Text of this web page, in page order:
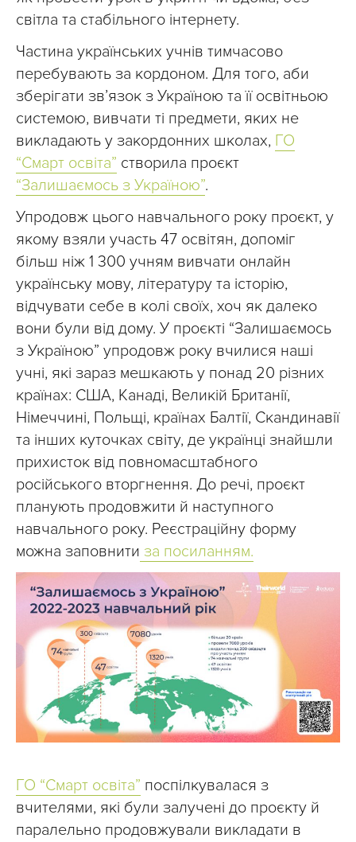
світла та стабільного інтернету.
Частина українських учнів тимчасово
перебувають за кордоном. Для того, аби
зберігати зв’язок з Україною та її освітньою
системою, вивчати ті предмети, яких не
викладають у закордонних школах, ГО
“Смарт освіта” створила проєкт
“Залишаємось з Україною”.
Упродовж цього навчального року проєкт, у
якому взяли участь 47 освітян, допоміг
більш ніж 1 300 учням вивчати онлайн
українську мову, літературу та історію,
відчувати себе в колі своїх, хоч як далеко
вони були від дому. У проєкті “Залишаємось
з Україною” упродовж року вчилися наші
учні, які зараз мешкають у понад 20 різних
країнах: США, Канаді, Великій Британії,
Німеччині, Польщі, країнах Балтії, Скандинавії
та інших куточках світу, де українці знайшли
прихисток від повномасштабного
російського вторгнення. До речі, проєкт
планують продовжити й наступного
навчального року. Реєстраційну форму
можна заповнити за посиланням.
ГО “Смарт освіта” поспілкувалася з
вчителями, які були залучені до проєкту й
паралельно продовжували викладати в